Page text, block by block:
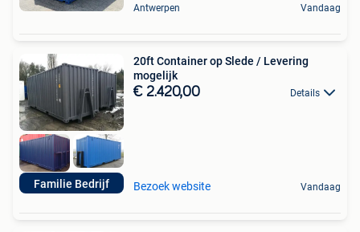
Antwerpen Vandaag
Familie Bedrijf
20ft Container op Slede / Levering
mogelijk
€ 2.420,00 Details
Bezoek website Vandaag